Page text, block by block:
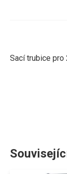
Sací trubice pro